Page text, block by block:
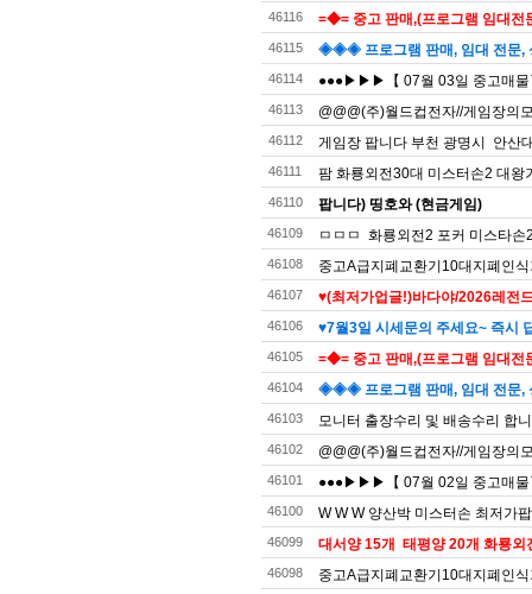
46116 =◆= 중고 판매,(프로그램 임대전
46115 ◈◈◈ 프로그램 판매, 임대 전문,
46114 ●●●▶▶▶【 07월 03일 중고매
46113 @@@(주)월드컵전자//게임장의
46112 게임장 팝니다 부천 광명시 안산
46111 팜 화룡외전30대 미스터손2 대왕
46110 팝니다) 띵호와 (현금게임)
46109 ㅁㅁㅁ 화룡외전2 포커 미스타
46108 중고A급지폐교환기10대지폐인
46107 ♥(최저가업글!)바다야/2026레전
46106 ♥7월3일 시세문의 주세요~ 즉시
46105 =◆= 중고 판매,(프로그램 임대전
46104 ◈◈◈ 프로그램 판매, 임대 전문,
46103 모니터 출장수리 및 배송수리 합
46102 @@@(주)월드컵전자//게임장의
46101 ●●●▶▶▶【 07월 02일 중고매
46100 W W W 양산박 미스터손 최저가
46099 대서양 15개 태평양 20개 화룡외
46098 중고A급지폐교환기10대지폐인